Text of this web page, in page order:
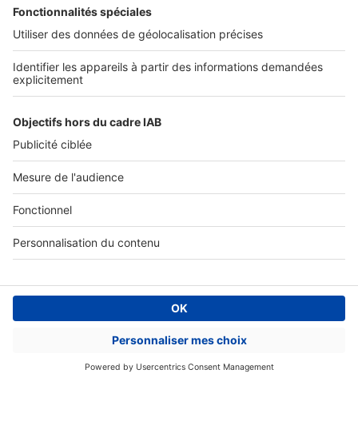
Retrouvez-nous sur ...
L'ENTREPRISE
Nous contacter
Nous recrutons
NOS APPLICATIONS